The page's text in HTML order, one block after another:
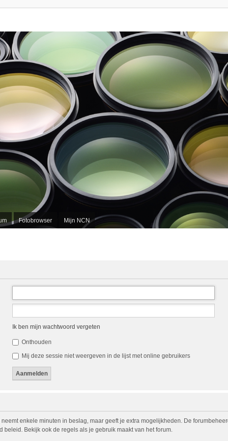
Fotobrowser Mijn NCN
Ik ben mijn wachtwoord vergeten
Onthouden
Mij deze sessie niet weergeven in de lijst met online gebruikers
enkele minuten in beslag, maar geeft je extra mogelijkheden. De
Bekijk ook de regels als je gebruik maakt van het forum.